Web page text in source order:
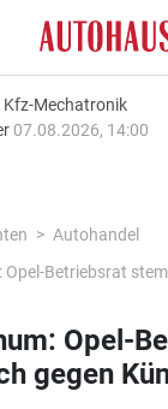
Kfz-Mechatronik
07.08.2026, 14:00
Autohandel
Opel-Betriebsrat
Opel-
gegen